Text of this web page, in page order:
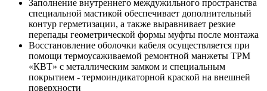
Заполнение внутреннего междужильного пространства
специальной мастикой обеспечивает дополнительный
контур герметизации, а также выравнивает резкие
перепады геометрической формы муфты после монтажа
Восстановление оболочки кабеля осуществляется при
помощи термоусаживаемой ремонтной манжеты ТРМ
«КВТ» с металлическим замком и специальным
покрытием - термоиндикаторной краской на внешней
поверхности